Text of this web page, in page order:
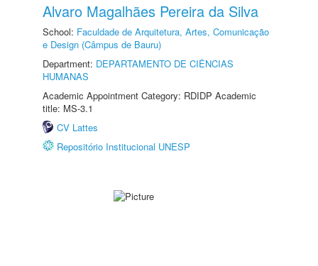
Alvaro Magalhães Pereira da Silva
School: Faculdade de Arquitetura, Artes, Comunicação
e Design (Câmpus de Bauru)
Department: DEPARTAMENTO DE CIÊNCIAS
HUMANAS
Academic Appointment Category: RDIDP Academic
title: MS-3.1
CV Lattes
Repositório Institucional UNESP